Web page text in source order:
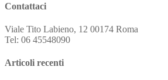
Contattaci
Viale Tito Labieno, 12 00174 Roma
Tel: 06 45548090
Articoli recenti